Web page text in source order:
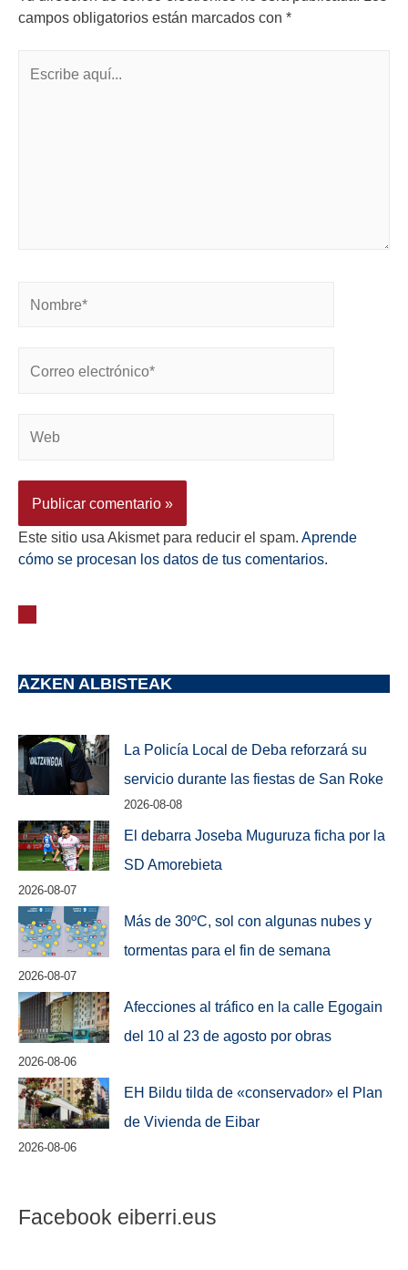
campos obligatorios están marcados con *
Este sitio usa Akismet para reducir el spam. Aprende
cómo se procesan los datos de tus comentarios.
AZKEN ALBISTEAK
La Policía Local de Deba reforzará su
servicio durante las fiestas de San Roke
2026-08-08
El debarra Joseba Muguruza ficha por la
SD Amorebieta
2026-08-07
Más de 30ºC, sol con algunas nubes y
tormentas para el fin de semana
2026-08-07
Afecciones al tráfico en la calle Egogain
del 10 al 23 de agosto por obras
2026-08-06
EH Bildu tilda de «conservador» el Plan
de Vivienda de Eibar
2026-08-06
Facebook eiberri.eus